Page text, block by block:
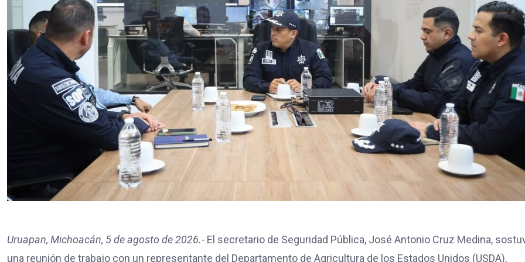
Uruapan, Michoacán, 5 de agosto de 2026.- El secretario de Seguridad Pública, José Antonio Cruz Medina,
una reunión de trabajo con un representante del Departamento de Agricultura de los Estados Unidos (USDA),